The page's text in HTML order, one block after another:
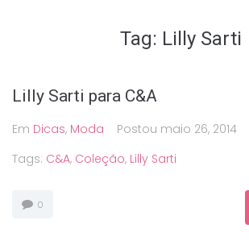
Tag: Lilly Sarti
Lilly Sarti para C&A
Em Dicas, Moda Postou maio 26, 2014
Tags: C&A, Coleção, Lilly Sarti
0